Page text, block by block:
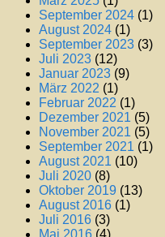
September 2024 (1)
August 2024 (1)
September 2023 (3)
Juli 2023 (12)
Januar 2023 (9)
März 2022 (1)
Februar 2022 (1)
Dezember 2021 (5)
November 2021 (5)
September 2021 (1)
August 2021 (10)
Juli 2020 (8)
Oktober 2019 (13)
August 2016 (1)
Juli 2016 (3)